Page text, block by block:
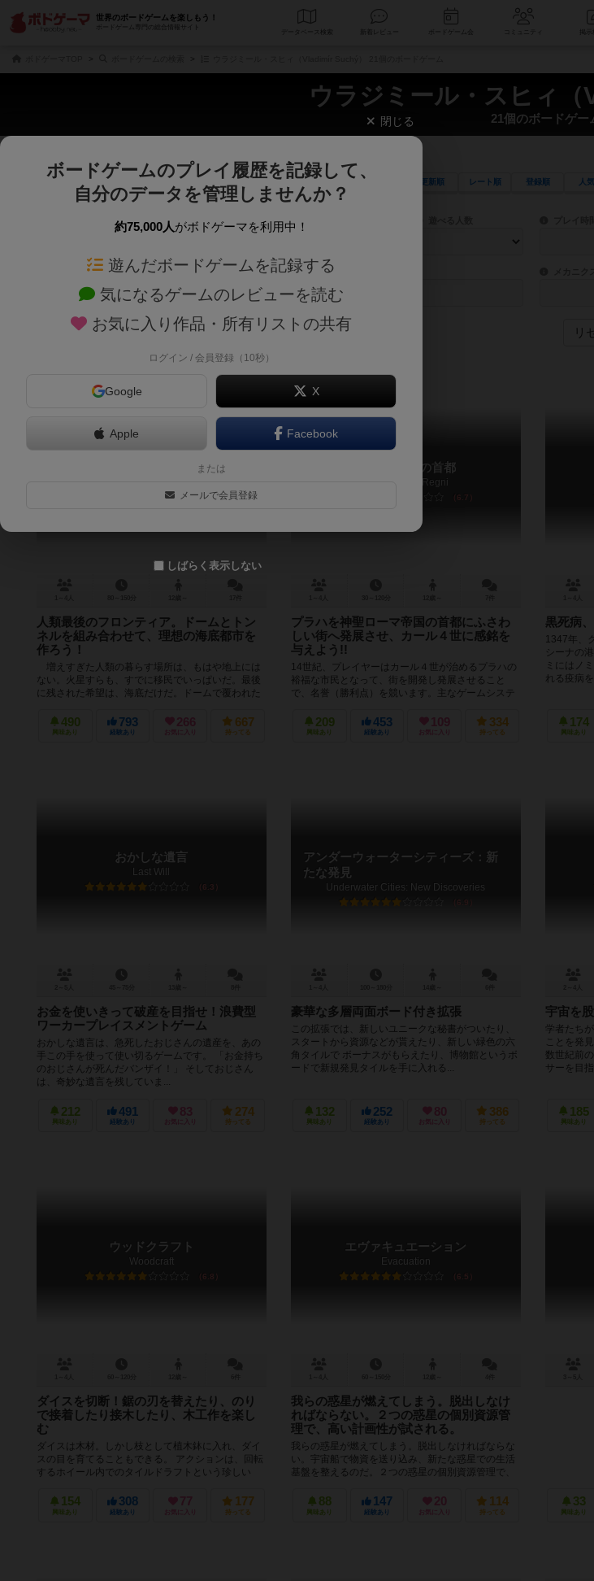
世界のボードゲームを楽しもう！
ボードゲーム専門の総合情報サイト
データベース コミュニ
ウラジミール・スヒィ（
21個のボードゲー
じっくり表示 更新順 レート順 登録順 人
商品名、商品説明文、デザイナー名、テーマ名、メカニクス名を対象にフリーワード検索ができます。
ゲームデザイナー名を指定して検索できます。
ゲームデザイナー 目安と
対象年齢を指定します。 世界観や登場人物などモチーフ・ストーリーを指定することができま
テーマ/フレーバー ゲーム
リ
アンダーウォーターシティーズ
7.3
人類最後のフロンティア。ドームとトン
ネルを組み合わせて、理想の海底都市を
作ろう！
増えすぎた人類の暮らす場所は、もはや地上には
ない。火星すらも、すでに移民でいっぱいだ。最後
に残された希望は、海底だけだ。ドームで覆われた
490
興味あり
793
経験あり
266
お気に入り
667
持ってる
プラハ 王国の首都
Praga Caput Regni
6.7
プラハを神聖ローマ帝国の首都にふさわ
しい街へ発展させ、カール４世に感銘を
与えよう!!
14世紀、プレイヤーはカール４世が治めるプラハの
裕福な市民となって、街を開発し発展させること
で、名誉（勝利点）を競います。主なゲームシステ
209
興味あり
453
経験あり
109
お気に入り
334
持ってる
黒死病、
1347年、
シーナの
ミにはノ
れる疫病
174
興味あり
おかしな遺言
Last Will
6.3
お金を使いきって破産を目指せ！浪費型
ワーカープレイスメントゲーム
おかしな遺言は、急死したおじさんの遺産を、あの
手この手を使って使い切るゲームです。 「お金持ち
のおじさんが死んだバンザイ！」 そしておじさん
は、奇妙な遺言を残していま...
212
興味あり
491
経験あり
83
お気に入り
274
持ってる
アンダーウォーターシティーズ：新
たな発見
Underwater Cities: New Discoveries
6.9
豪華な多層両面ボード付き拡張
この拡張では、新しいユニークな秘書がついたり、
スタートから資源などが貰えたり、新しい緑色の六
角タイルで ボーナスがもらえたり、博物館というボ
ードで新規発見タイルを手に入れる...
132
興味あり
252
経験あり
80
お気に入り
386
持ってる
宇宙を
学者たち
ことを発
数世紀前
サーを目
185
興味あり
ウッドクラフト
Woodcraft
6.8
ダイスを切断！鋸の刃を替えたり、のり
で接着したり接木したり、木工作を楽し
む
ダイスは木材。しかし枝として植木鉢に入れ、ダイ
スの目を育てることもできる。 アクションは、回転
するホイール内でのタイルドラフトという珍しい
154
興味あり
308
経験あり
77
お気に入り
177
持ってる
エヴァキュエーション
Evacuation
6.5
我らの惑星が燃えてしまう。脱出しなけ
ればならない。２つの惑星の個別資源管
理で、高い計画性が試される。
我らの惑星が燃えてしまう。脱出しなければならな
い。宇宙船で物資を送り込み、新たな惑星での生活
基盤を整えるのだ。２つの惑星の個別資源管理で、
88
興味あり
147
経験あり
20
お気に入り
114
持ってる
33
興味あり
閉じる
ボードゲームのプレイ履歴を記録して、
自分のデータを管理しませんか？
約75,000人がボドゲーマを利用中！
遊んだボードゲームを記録する
気になるゲームのレビューを読む
お気に入り作品・所有リストの共有
ログイン / 会員登録（10秒）
Google X
Apple Facebook
または
メールで会員登録
しばらく表示しない